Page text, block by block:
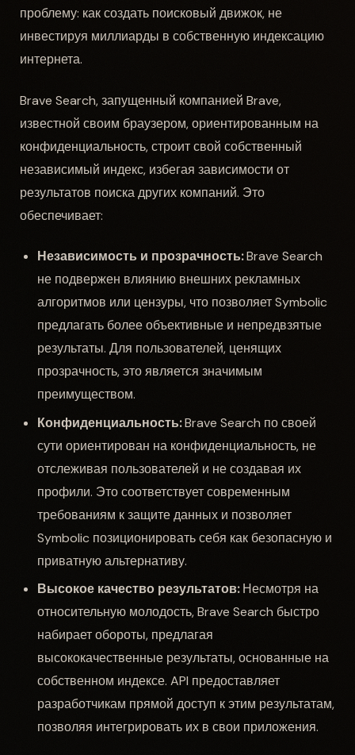
проблему: как создать поисковый движок, не
инвестируя миллиарды в собственную индексацию
интернета.
Brave Search, запущенный компанией Brave,
известной своим браузером, ориентированным на
конфиденциальность, строит свой собственный
независимый индекс, избегая зависимости от
результатов поиска других компаний. Это
обеспечивает:
Независимость и прозрачность:Brave Search
не подвержен влиянию внешних рекламных
алгоритмов или цензуры, что позволяет Symbolic
предлагать более объективные и непредвзятые
результаты. Для пользователей, ценящих
прозрачность, это является значимым
преимуществом.
Конфиденциальность:Brave Search по своей
сути ориентирован на конфиденциальность, не
отслеживая пользователей и не создавая их
профили. Это соответствует современным
требованиям к защите данных и позволяет
Symbolic позиционировать себя как безопасную и
приватную альтернативу.
Высокое качество результатов:Несмотря на
относительную молодость, Brave Search быстро
набирает обороты, предлагая
высококачественные результаты, основанные на
собственном индексе. API предоставляет
разработчикам прямой доступ к этим результатам,
позволяя интегрировать их в свои приложения.